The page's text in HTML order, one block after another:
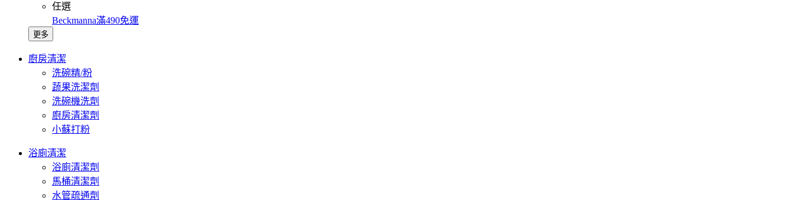
任選
Beckmanna滿490免運
更多
廚房清潔
洗碗精/粉
蔬果洗潔劑
洗碗機洗劑
廚房清潔劑
小蘇打粉
浴廁清潔
浴廁清潔劑
馬桶清潔劑
水管疏通劑